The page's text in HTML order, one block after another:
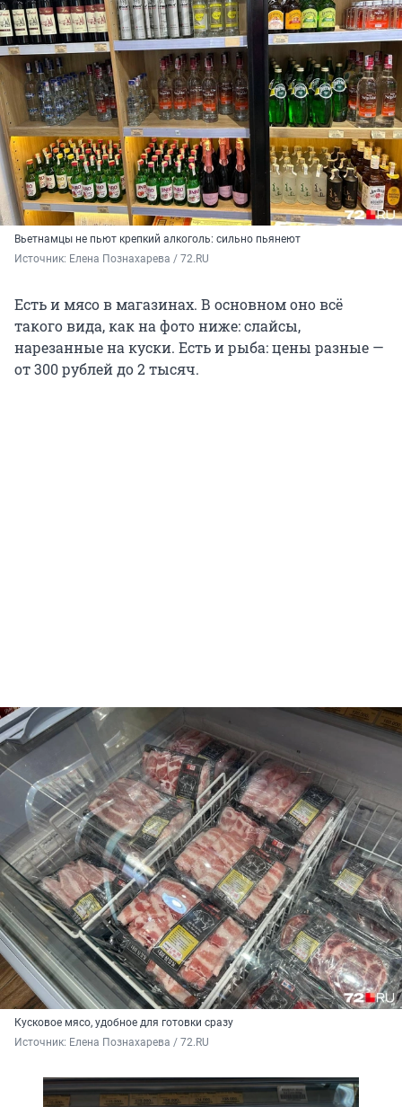
Вьетнамцы не пьют крепкий алкоголь: сильно пьянеют
Источник: Елена Познахарева / 72.RU
Есть и мясо в магазинах. В основном оно всё
такого вида, как на фото ниже: слайсы,
нарезанные на куски. Есть и рыба: цены разные —
от 300 рублей до 2 тысяч.
Кусковое мясо, удобное для готовки сразу
Источник: Елена Познахарева / 72.RU